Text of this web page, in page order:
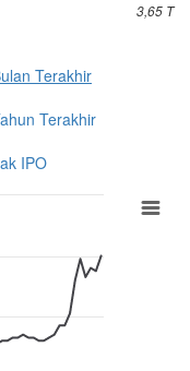
3,65 T
Terakhir
Terakhir
IPO